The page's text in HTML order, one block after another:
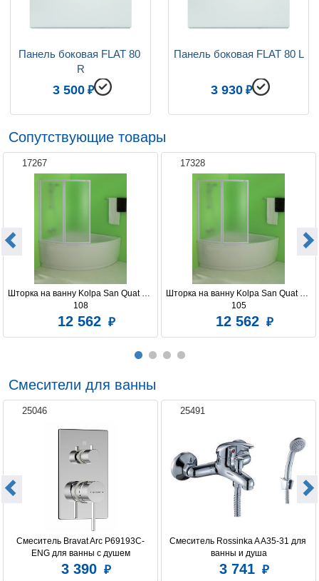
Панель боковая FLAT 80
R
3 500
Панель боковая FLAT 80 L
3 930
Сопутствующие товары
17267
Шторка на ванну Kolpa San Quat TP
108
12 562
17328
Шторка на ванну Kolpa San Quat TP
105
12 562
Смесители для ванны
25046
Смеситель Bravat Arc P69193C-
ENG для ванны с душем
3 390
25491
Смеситель Rossinka A A35-31 для
ванны и душа
3 741